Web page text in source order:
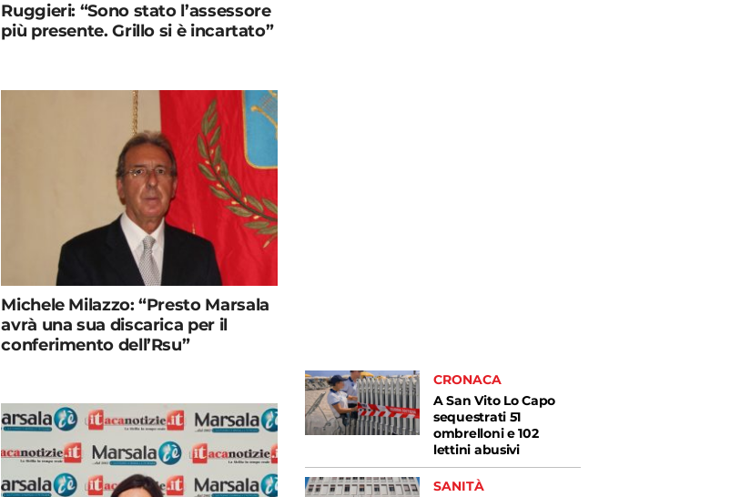
Ruggieri: “Sono stato l’assessore
più presente. Grillo si è incartato”
Michele Milazzo: “Presto Marsala
avrà una sua discarica per il
conferimento dell’Rsu”
CRONACA
A San Vito Lo Capo
sequestrati 51
ombrelloni e 102
lettini abusivi
SANITÀ